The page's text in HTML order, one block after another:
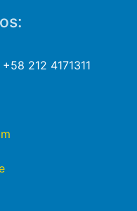
212 4171311